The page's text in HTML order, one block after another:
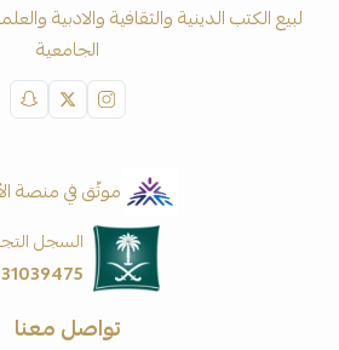
لبيع الكتب الدينية والثقافية والادبية
الجامعية
موثّق في منصة
السجل
تواصل معنا